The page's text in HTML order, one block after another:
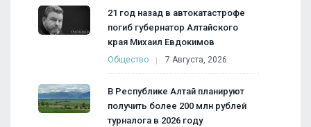
21 год назад в автокатастрофе
погиб губернатор Алтайского
края Михаил Евдокимов
Общество 7 Августа, 2026
В Республике Алтай планируют
получить более 200 млн рублей
турналога в 2026 году